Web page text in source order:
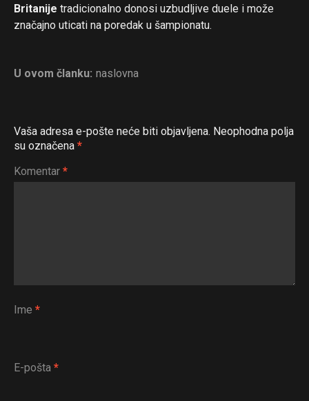
Britanije tradicionalno donosi uzbudljive duele i može
značajno uticati na poredak u šampionatu.
U ovom članku: naslovna
Vaša adresa e-pošte neće biti objavljena. Neophodna polja
su označena *
Komentar *
Ime *
E-pošta *